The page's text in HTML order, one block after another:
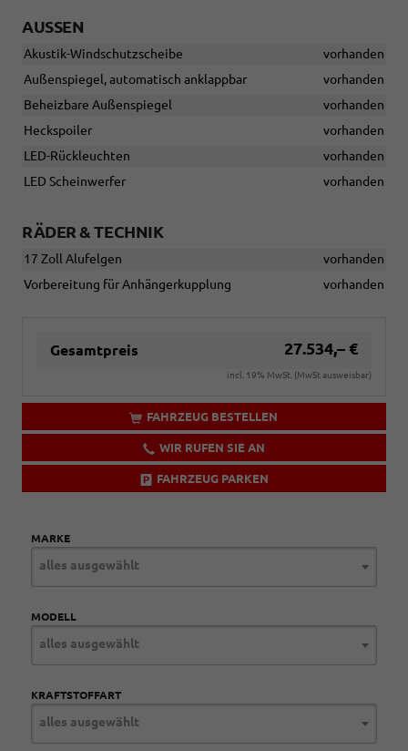
AUSSEN
Akustik-Windschutzscheibe
vorhanden
Außenspiegel, automatisch anklappbar
vorhanden
Beheizbare Außenspiegel
vorhanden
Heckspoiler
vorhanden
LED-Rückleuchten
vorhanden
LED Scheinwerfer
vorhanden
RÄDER & TECHNIK
17 Zoll Alufelgen
vorhanden
Vorbereitung für Anhängerkupplung
vorhanden
Gesamtpreis 27.534,– €
incl. 19% MwSt. (MwSt ausweisbar)
FAHRZEUG BESTELLEN
WIR RUFEN SIE AN
FAHRZEUG PARKEN
MARKE
alles ausgewählt
MODELL
alles ausgewählt
KRAFTSTOFFART
alles ausgewählt